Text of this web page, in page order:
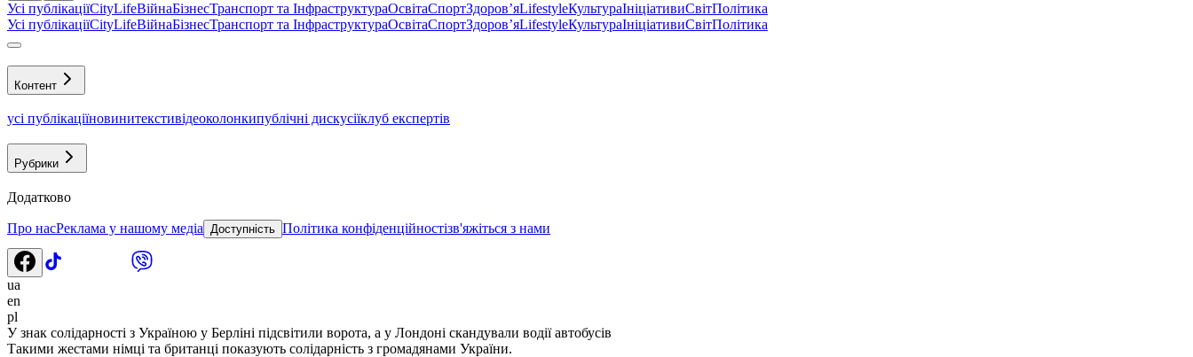
Усі публікаціїCityLifeВійнаБізнесТранспорт та ІнфраструктураОсвітаСпортЗдоровʼяLifestyleКультураІніціативиСвітПолітика
Усі публікаціїCityLifeВійнаБізнесТранспорт та ІнфраструктураОсвітаСпортЗдоровʼяLifestyleКультураІніціативиСвітПолітика
Контент
усі публікаціїновинитекстивідеоколонкипублічні дискусіїклуб експертів
Рубрики
Додатково
Про насРеклама у нашому медіа Доступність Політика конфіденційностізв'яжіться з нами
ua
en
pl
У знак солідарності з Україною у Берліні підсвітили ворота, а у Лондоні скандували водії автобусів
Такими жестами німці та британці показують солідарність з громадянами України.